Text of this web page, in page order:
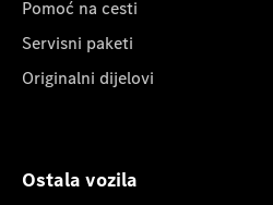
Pomoć na cesti
Servisni paketi
Originalni dijelovi
Ostala vozila